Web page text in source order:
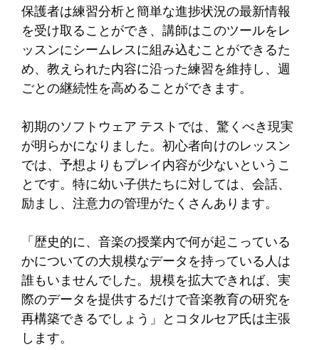
保護者は練習分析と簡単な進捗状況の最新情報
を受け取ることができ、講師はこのツールをレ
ッスンにシームレスに組み込むことができるた
め、教えられた内容に沿った練習を維持し、週
ごとの継続性を高めることができます。
初期のソフトウェア テストでは、驚くべき現実
が明らかになりました。初心者向けのレッスン
では、予想よりもプレイ内容が少ないというこ
とです。特に幼い子供たちに対しては、会話、
励まし、注意力の管理がたくさんあります。
「歴史的に、音楽の授業内で何が起こっている
かについての大規模なデータを持っている人は
誰もいませんでした。規模を拡大できれば、実
際のデータを提供するだけで音楽教育の研究を
再構築できるでしょう」とコタルセア氏は主張
します。